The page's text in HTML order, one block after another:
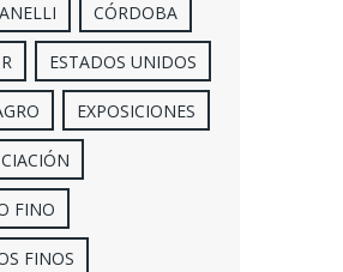
CÓRDOBA
ESTADOS UNIDOS
EXPOSICIONES
FINO
FINOS